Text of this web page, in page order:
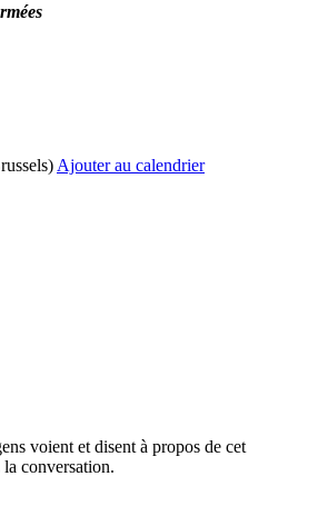
) Ajouter au calendrier
voient et disent à propos de cet
conversation.